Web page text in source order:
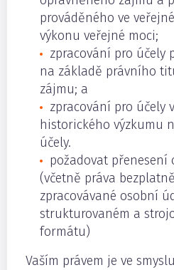
prováděného ve
výkonu veřejné moci;
zpracování pro účely
na základě právního
zájmu; a
zpracování pro účely
historického výzkumu
účely.
požadovat přenesení
(včetně práva
zpracovávané osobní
strukturovaném a
formátu)
Vaším právem je ve